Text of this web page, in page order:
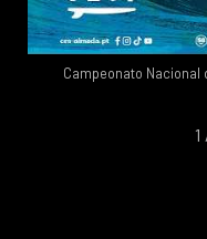
Campeonato Nacional
1